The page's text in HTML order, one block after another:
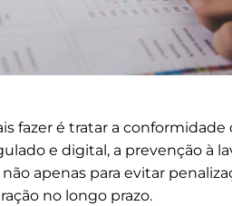
fazer é tratar a
e digital, a prevenção à
apenas para evitar
no longo prazo.